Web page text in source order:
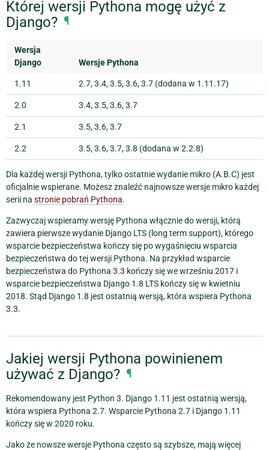
Której wersji Pythona mogę użyć z
Django? ¶
Wersja
Django
Wersje Pythona
1.11 2.7, 3.4, 3.5, 3.6, 3.7 (dodana w 1.11.17)
2.0 3.4, 3.5, 3.6, 3.7
2.1 3.5, 3.6, 3.7
2.2 3.5, 3.6, 3.7, 3.8 (dodana w 2.2.8)
Dla każdej wersji Pythona, tylko ostatnie wydanie mikro (A.B.C) jest
oficjalnie wspierane. Możesz znaleźć najnowsze wersje mikro każdej
serii na stronie pobrań Pythona.
Zazwyczaj wspieramy wersję Pythona włącznie do wersji, którą
zawiera pierwsze wydanie Django LTS (long term support), którego
wsparcie bezpieczeństwa kończy się po wygaśnięciu wsparcia
bezpieczeństwa do tej wersji Pythona. Na przykład wsparcie
bezpieczeństwa do Pythona 3.3 kończy się we wrześniu 2017 i
wsparcie bezpieczeństwa Django 1.8 LTS kończy się w kwietniu
2018. Stąd Django 1.8 jest ostatnią wersją, która wspiera Pythona
3.3.
Jakiej wersji Pythona powinienem
używać z Django? ¶
Rekomendowany jest Python 3. Django 1.11 jest ostatnią wersją,
która wspiera Pythona 2.7. Wsparcie Pythona 2.7 i Django 1.11
kończy się w 2020 roku.
Jako że nowsze wersje Pythona często są szybsze, mają więcej